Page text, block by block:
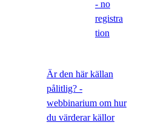
- no
registra
tion
Är den här källan
pålitlig? -
webbinarium om hur
du värderar källor